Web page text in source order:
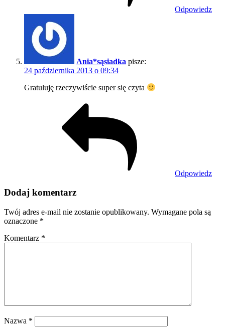
Odpowiedz
Ania*sąsiadka pisze:
24 października 2013 o 09:34
Gratuluję rzeczywiście super się czyta
Odpowiedz
Dodaj komentarz
Twój adres e-mail nie zostanie opublikowany. Wymagane pola są
oznaczone *
Komentarz *
Nazwa *